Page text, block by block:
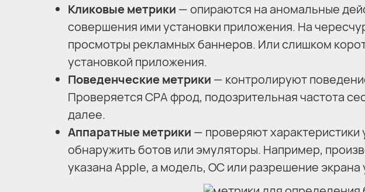
Кликовые метрики — опираются на аномальные
совершения ими установки приложения. На
просмотры рекламных баннеров. Или слишком
установкой приложения.
Поведенческие метрики — контролируют
Проверяется СРА фрод, подозрительная частота
далее.
Аппаратные метрики — проверяют
обнаружить ботов или эмуляторы. Например,
указана Apple, а модель, ОС или разрешение